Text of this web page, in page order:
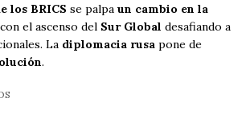
los BRICS se palpa un cambio en la
el ascenso del Sur Global desafiando a
La diplomacia rusa pone de
.